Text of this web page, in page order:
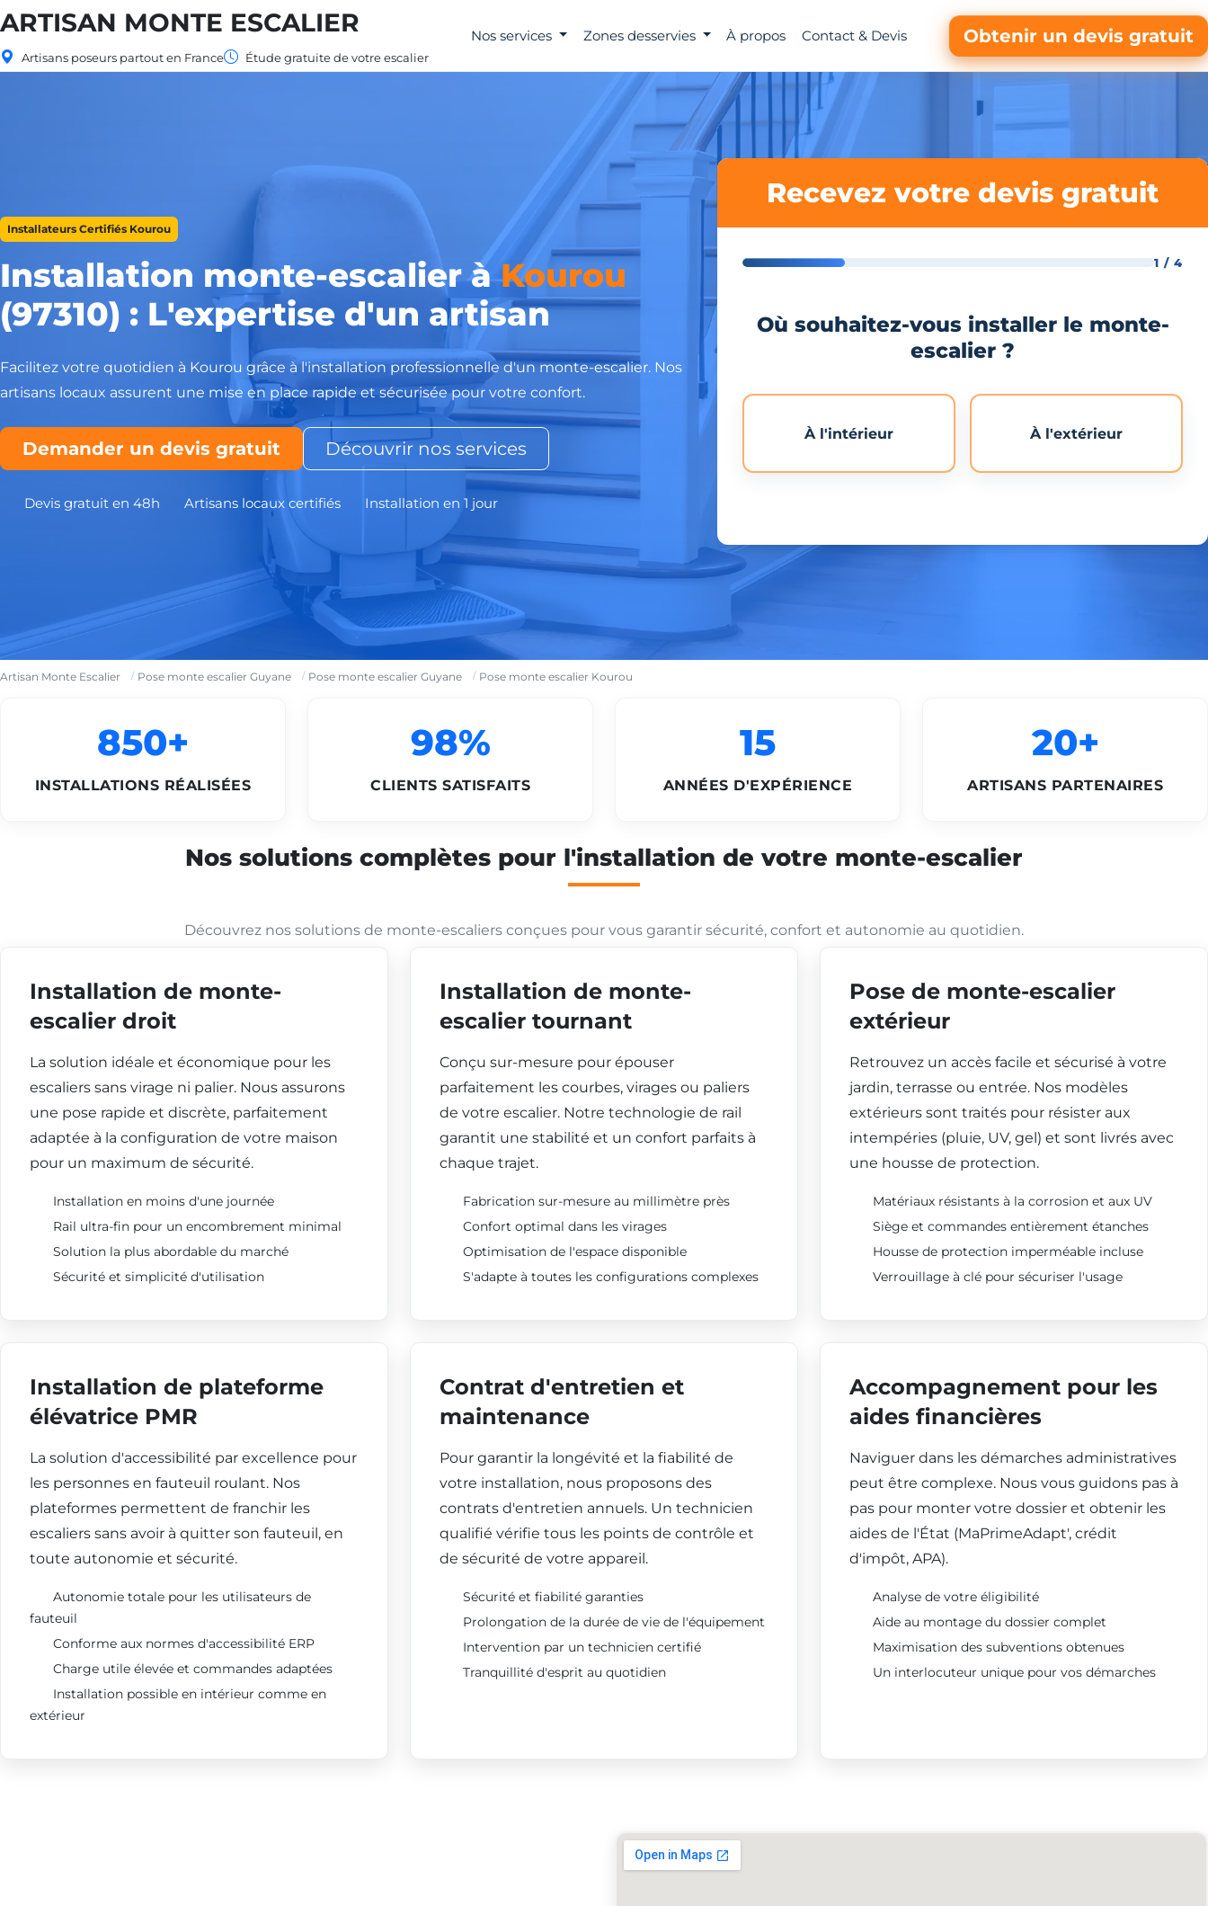
ARTISAN MONTE ESCALIER
Artisans poseurs partout en France Étude gratuite de votre escalier
Nos services Zones desservies À propos Contact & Devis Obtenir un devis gratuit
Installateurs Certifiés Kourou
Installation monte-escalier àKourou
(97310) : L'expertise d'un artisan
Facilitez votre quotidien à Kourou grâce à l'installation professionnelle d'un monte-escalier. Nos
artisans locaux assurent une mise en place rapide et sécurisée pour votre confort.
Demander un devis gratuit Découvrir nos services
Devis gratuit en 48h Artisans locaux certifiés Installation en 1 jour
Recevez votre devis gratuit
1 / 4
Où souhaitez-vous installer le monte-
escalier ?
À l'intérieur À l'extérieur
Artisan Monte Escalier Pose monte escalier Guyane Pose monte escalier Guyane Pose monte escalier Kourou
850+
INSTALLATIONS RÉALISÉES
98%
CLIENTS SATISFAITS
15
ANNÉES D'EXPÉRIENCE
20+
ARTISANS PARTENAIRES
Nos solutions complètes pour l'installation de votre monte-escalier
Découvrez nos solutions de monte-escaliers conçues pour vous garantir sécurité, confort et autonomie au quotidien.
Installation de monte-
escalier droit
La solution idéale et économique pour les
escaliers sans virage ni palier. Nous assurons
une pose rapide et discrète, parfaitement
adaptée à la configuration de votre maison
pour un maximum de sécurité.
Installation en moins d'une journée
Rail ultra-fin pour un encombrement minimal
Solution la plus abordable du marché
Sécurité et simplicité d'utilisation
Installation de monte-
escalier tournant
Conçu sur-mesure pour épouser
parfaitement les courbes, virages ou paliers
de votre escalier. Notre technologie de rail
garantit une stabilité et un confort parfaits à
chaque trajet.
Fabrication sur-mesure au millimètre près
Confort optimal dans les virages
Optimisation de l'espace disponible
S'adapte à toutes les configurations complexes
Pose de monte-escalier
extérieur
Retrouvez un accès facile et sécurisé à votre
jardin, terrasse ou entrée. Nos modèles
extérieurs sont traités pour résister aux
intempéries (pluie, UV, gel) et sont livrés avec
une housse de protection.
Matériaux résistants à la corrosion et aux UV
Siège et commandes entièrement étanches
Housse de protection imperméable incluse
Verrouillage à clé pour sécuriser l'usage
Installation de plateforme
élévatrice PMR
La solution d'accessibilité par excellence pour
les personnes en fauteuil roulant. Nos
plateformes permettent de franchir les
escaliers sans avoir à quitter son fauteuil, en
toute autonomie et sécurité.
Autonomie totale pour les utilisateurs de
fauteuil
Conforme aux normes d'accessibilité ERP
Charge utile élevée et commandes adaptées
Installation possible en intérieur comme en
extérieur
Contrat d'entretien et
maintenance
Pour garantir la longévité et la fiabilité de
votre installation, nous proposons des
contrats d'entretien annuels. Un technicien
qualifié vérifie tous les points de contrôle et
de sécurité de votre appareil.
Sécurité et fiabilité garanties
Prolongation de la durée de vie de l'équipement
Intervention par un technicien certifié
Tranquillité d'esprit au quotidien
Accompagnement pour les
aides financières
Naviguer dans les démarches administratives
peut être complexe. Nous vous guidons pas à
pas pour monter votre dossier et obtenir les
aides de l'État (MaPrimeAdapt', crédit
d'impôt, APA).
Analyse de votre éligibilité
Aide au montage du dossier complet
Maximisation des subventions obtenues
Un interlocuteur unique pour vos démarches